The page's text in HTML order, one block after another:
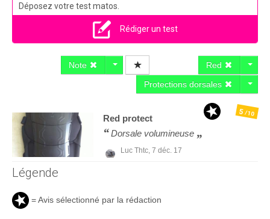
Déposez votre test matos.
Rédiger un test
Note
Red
Protections dorsales
Red protect
Dorsale volumineuse
Luc Thtc, 7 déc. 17
5/10
Légende
= Avis sélectionné par la rédaction